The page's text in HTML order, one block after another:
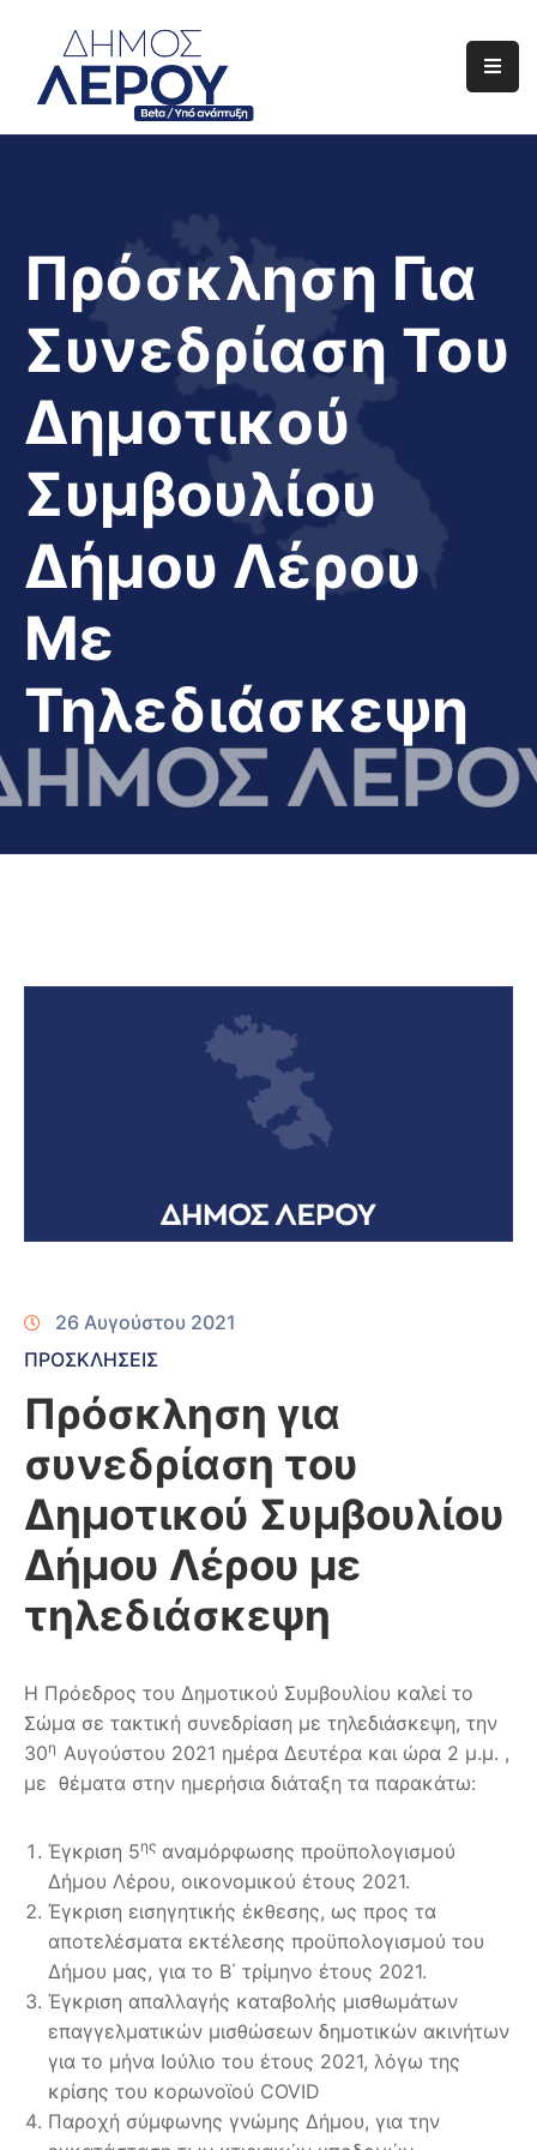
Αρχική
Διαφάνεια
Το
Νησί
Μας
Πρόσκληση Για
Συνεδρίαση Του
Δημοτικού
Συμβουλίου
Δήμου Λέρου
Με
Τηλεδιάσκεψη
26 Αυγούστου 2021
ΠΡΟΣΚΛΗΣΕΙΣ
Πρόσκληση για
συνεδρίαση του
Δημοτικού Συμβουλίου
Δήμου Λέρου με
τηλεδιάσκεψη
Η Πρόεδρος του Δημοτικού Συμβουλίου καλεί το
Σώμα σε τακτική συνεδρίαση με τηλεδιάσκεψη, την
30η Αυγούστου 2021 ημέρα Δευτέρα και ώρα 2 μ.μ. ,
με θέματα στην ημερήσια διάταξη τα παρακάτω:
Έγκριση 5ης αναμόρφωσης προϋπολογισμού
Δήμου Λέρου, οικονομικού έτους 2021.
Έγκριση εισηγητικής έκθεσης, ως προς τα
αποτελέσματα εκτέλεσης προϋπολογισμού του
Δήμου μας, για το B΄ τρίμηνο έτους 2021.
Έγκριση απαλλαγής καταβολής μισθωμάτων
επαγγελματικών μισθώσεων δημοτικών ακινήτων
για το μήνα Ιούλιο του έτους 2021, λόγω της
κρίσης του κορωνοϊού COVID
Παροχή σύμφωνης γνώμης Δήμου, για την